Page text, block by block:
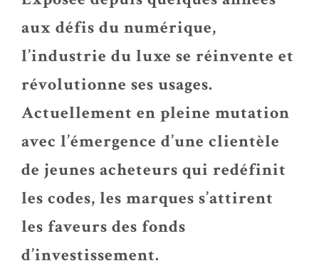
aux défis du numérique,
l’industrie du luxe se réinvente et
révolutionne ses usages.
Actuellement en pleine mutation
avec l’émergence d’une clientèle
de jeunes acheteurs qui redéfinit
les codes, les marques s’attirent
les faveurs des fonds
d’investissement.